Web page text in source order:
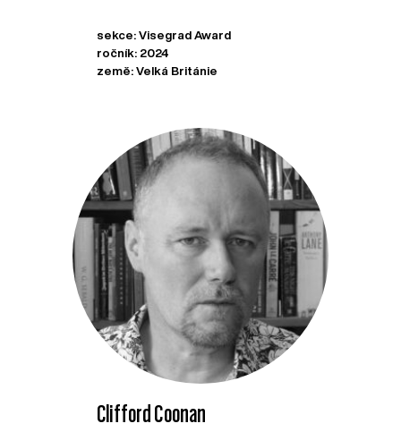
sekce: Visegrad Award
ročník: 2024
země: Velká Británie
Clifford Coonan